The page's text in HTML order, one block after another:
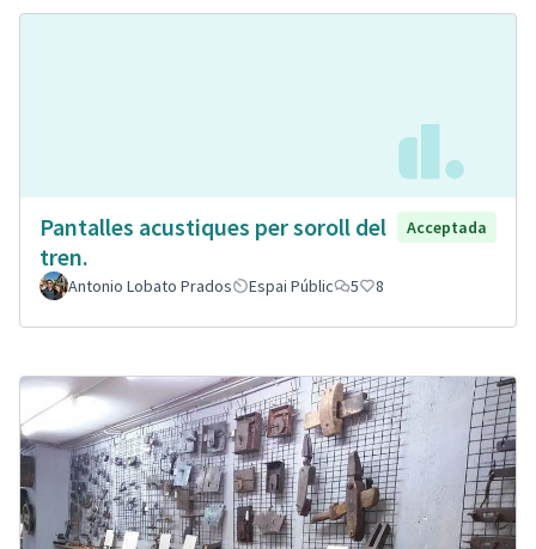
Pantalles acustiques per soroll del
tren.
Acceptada
Antonio Lobato Prados Espai Públic 5 8